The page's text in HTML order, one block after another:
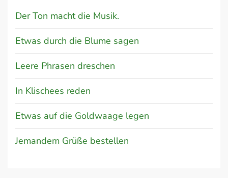
Der Ton macht die Musik.
Etwas durch die Blume sagen
Leere Phrasen dreschen
In Klischees reden
Etwas auf die Goldwaage legen
Jemandem Grüße bestellen